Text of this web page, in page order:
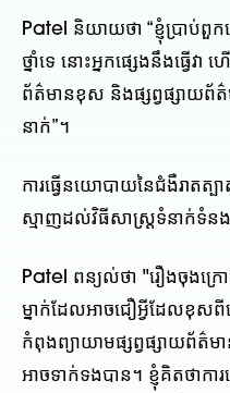
Patel និយាយថា “ខ្ញុំប្រាប់
ថ្នាំទេ នោះអ្នកផ្សេងនឹងធ្វើវ
ព័ត៌មានខុស និងផ្សព្វផ្សាយព័
នាក់”។
ការធ្វើនយោបាយនៃជំងឺរាតត្ប
ស្មាញដល់វិធីសាស្រ្តទំនាក់ទំន
Patel ពន្យល់ថា "រឿងចុងក្រ
ម្នាក់ដែលអាចជឿអ្វីដែលខុស
កំពុងព្យាយាមផ្សព្វផ្សាយព័ត៌
អាចទាក់ទងបាន។ ខ្ញុំគិតថា